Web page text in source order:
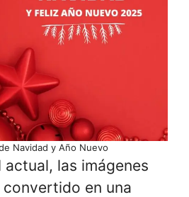
Navidad y Año Nuevo
actual, las imágenes
en una